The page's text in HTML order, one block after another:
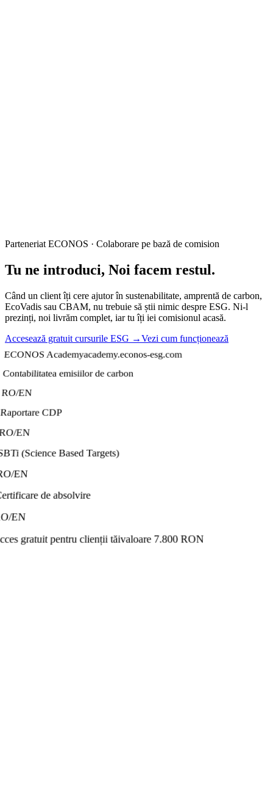
Parteneriat ECONOS · Colaborare pe bază de comision
Tu ne introduci, Noi facem restul.
Când un client îți cere ajutor în sustenabilitate, amprentă de carbon,
EcoVadis sau CBAM, nu trebuie să știi nimic despre ESG. Ni-l
prezinți, noi livrăm complet, iar tu îți iei comisionul acasă.
Accesează gratuit cursurile ESG →Vezi cum funcționează
ECONOS Academyacademy.econos-esg.com
Contabilitatea emisiilor de carbon
RO/EN
Raportare CDP
EN
(Science Based Targets)
EN
de absolvire
EN
gratuit pentru clienții tăivaloare 7.800 RON